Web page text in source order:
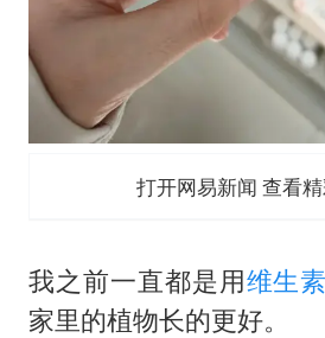
打开网易新闻 查看
我之前一直都是用维生
家里的植物长的更好。